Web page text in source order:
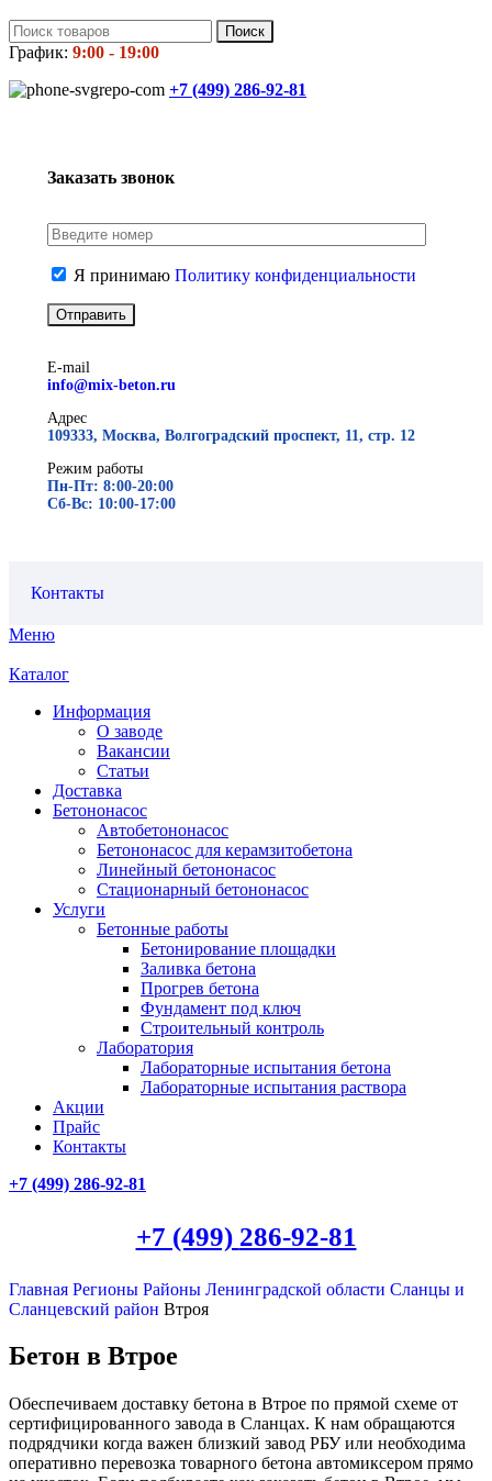
Поиск
График: 9:00 - 19:00
+7 (499) 286-92-81
Заказать звонок
Я принимаю Политику конфиденциальности
E-mail
info@mix-beton.ru
Адрес
109333, Москва, Волгоградский проспект, 11, стр. 12
Режим работы
Пн-Пт: 8:00-20:00
Сб-Вс: 10:00-17:00
Контакты
Меню
Каталог
Информация
О заводе
Вакансии
Статьи
Доставка
Бетононасос
Автобетононасос
Бетононасос для керамзитобетона
Линейный бетононасос
Стационарный бетононасос
Услуги
Бетонные работы
Бетонирование площадки
Заливка бетона
Прогрев бетона
Фундамент под ключ
Строительный контроль
Лаборатория
Лабораторные испытания бетона
Лабораторные испытания раствора
Акции
Прайс
Контакты
+7 (499) 286-92-81
+7 (499) 286-92-81
Главная Регионы Районы Ленинградской области Сланцы и
Сланцевский район Втроя
Бетон в Втрое
Обеспечиваем доставку бетона в Втрое по прямой схеме от
сертифицированного завода в Сланцах. К нам обращаются
подрядчики когда важен близкий завод РБУ или необходима
оперативно перевозка товарного бетона автомиксером прямо